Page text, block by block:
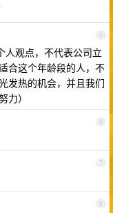
5
人观点，不代表公司立
合这个年龄段的人，不
发热的机会，并且我们
力）
6
7
8